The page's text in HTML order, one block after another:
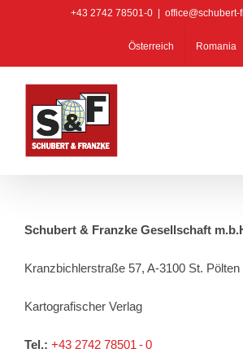
+43 2742 78501-0 office@schubert-
Österreich Romania
Schubert & Franzke Gesellschaft
Kranzbichlerstraße 57, A-3100 St. Pölten
Kartografischer Verlag
Tel.: +43 2742 78501 - 0